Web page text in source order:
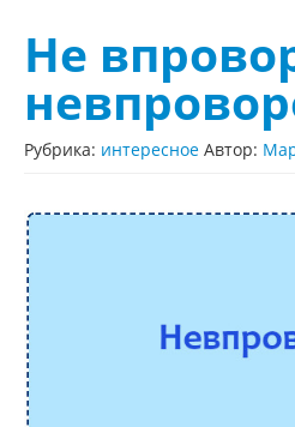
Не
Рубрика: интересное Автор: